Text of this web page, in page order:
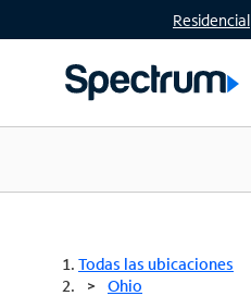
Residencial
Todas las ubicaciones
Ohio